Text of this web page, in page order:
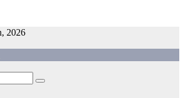
2026
，新能源汽车，HMI，人车交互，智能车